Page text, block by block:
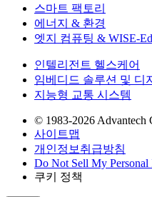
스마트 팩토리
에너지 & 환경
엣지 컴퓨팅 & WISE-
인텔리전트 헬스케어
임베디드 솔루션 및 디
지능형 교통 시스템
© 1983-2026 Advantech
사이트맵
개인정보취급방침
Do Not Sell My Personal
쿠키 정책